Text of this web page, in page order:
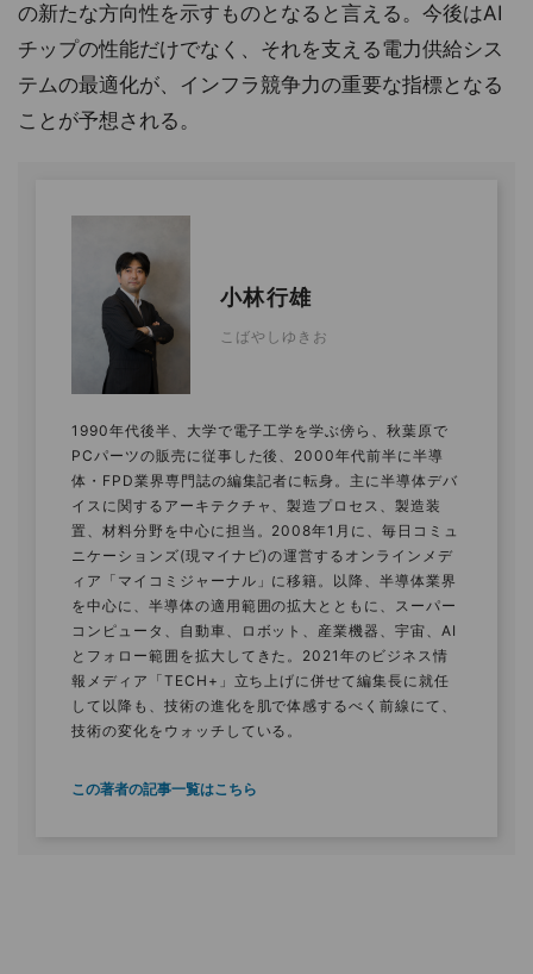
の新たな方向性を示すものとなると言える。今後はAI
チップの性能だけでなく、それを支える電力供給シス
テムの最適化が、インフラ競争力の重要な指標となる
ことが予想される。
小林行雄
こばやしゆきお
1990年代後半、大学で電子工学を学ぶ傍ら、秋葉原で
PCパーツの販売に従事した後、2000年代前半に半導
体・FPD業界専門誌の編集記者に転身。主に半導体デバ
イスに関するアーキテクチャ、製造プロセス、製造装
置、材料分野を中心に担当。2008年1月に、毎日コミュ
ニケーションズ(現マイナビ)の運営するオンラインメデ
ィア「マイコミジャーナル」に移籍。以降、半導体業界
を中心に、半導体の適用範囲の拡大とともに、スーパー
コンピュータ、自動車、ロボット、産業機器、宇宙、AI
とフォロー範囲を拡大してきた。2021年のビジネス情
報メディア「TECH+」立ち上げに併せて編集長に就任
して以降も、技術の進化を肌で体感するべく前線にて、
技術の変化をウォッチしている。
この著者の記事一覧はこちら